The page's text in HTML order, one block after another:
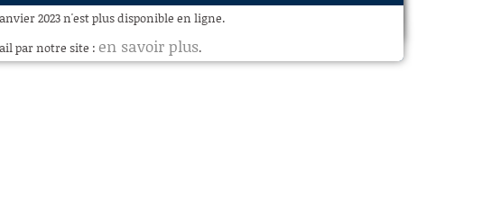
2023 n'est plus disponible en ligne.
par notre site : en savoir plus.